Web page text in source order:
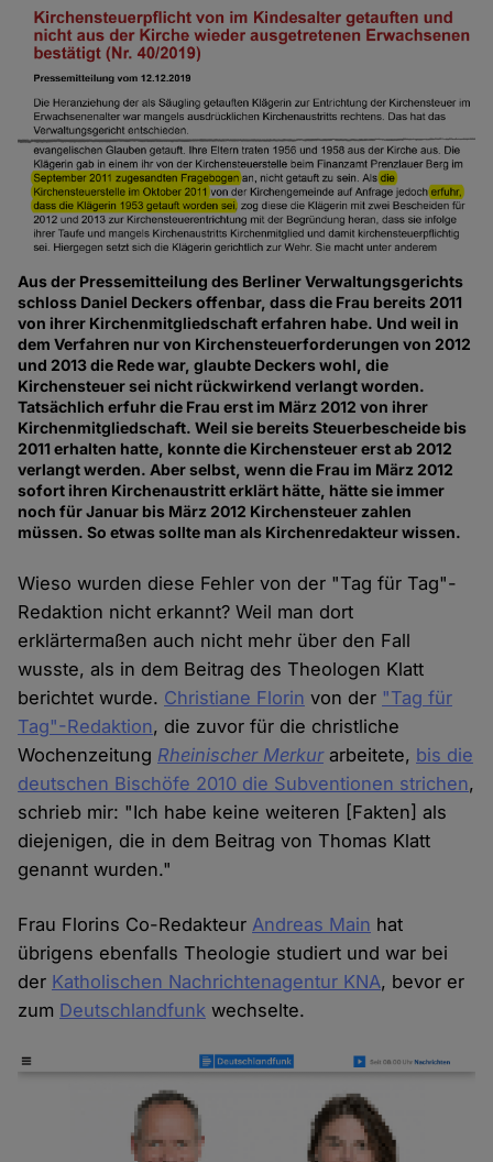
Aus der Pressemitteilung des Berliner Verwaltungsgerichts
schloss Daniel Deckers offenbar, dass die Frau bereits 2011
von ihrer Kirchenmitgliedschaft erfahren habe. Und weil in
dem Verfahren nur von Kirchensteuerforderungen von 2012
und 2013 die Rede war, glaubte Deckers wohl, die
Kirchensteuer sei nicht rückwirkend verlangt worden.
Tatsächlich erfuhr die Frau erst im März 2012 von ihrer
Kirchenmitgliedschaft. Weil sie bereits Steuerbescheide bis
2011 erhalten hatte, konnte die Kirchensteuer erst ab 2012
verlangt werden. Aber selbst, wenn die Frau im März 2012
sofort ihren Kirchenaustritt erklärt hätte, hätte sie immer
noch für Januar bis März 2012 Kirchensteuer zahlen
müssen. So etwas sollte man als Kirchenredakteur wissen.
Wieso wurden diese Fehler von der "Tag für Tag"-
Redaktion nicht erkannt? Weil man dort
erklärtermaßen auch nicht mehr über den Fall
wusste, als in dem Beitrag des Theologen Klatt
berichtet wurde. Christiane Florin von der "Tag für
Tag"-Redaktion, die zuvor für die christliche
Wochenzeitung Rheinischer Merkurarbeitete, bis die
deutschen Bischöfe 2010 die Subventionen strichen,
schrieb mir: "Ich habe keine weiteren [Fakten] als
diejenigen, die in dem Beitrag von Thomas Klatt
genannt wurden."
Frau Florins Co-RedakteurAndreas Main hat
übrigens ebenfalls Theologie studiert und war bei
der Katholischen Nachrichtenagentur KNA, bevor er
zum Deutschlandfunk wechselte.